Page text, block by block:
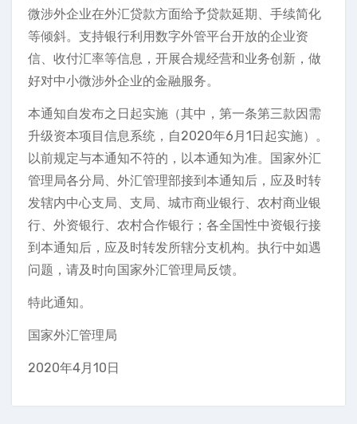
微涉外企业在外汇贷款方面给予贷款延期、手续简化
等倾斜。支持银行利用数字外管平台开放的企业资
信、收付汇率等信息，开展合规经营和业务创新，做
好对中小微涉外企业的金融服务。
本通知自发布之日起实施（其中，第一条第三款因需
升级资本项目信息系统，自2020年6月1日起实施）。
以前规定与本通知不符的，以本通知为准。国家外汇
管理局各分局、外汇管理部接到本通知后，应及时转
发辖内中心支局、支局、城市商业银行、农村商业银
行、外资银行、农村合作银行；各全国性中资银行接
到本通知后，应及时转发所辖分支机构。执行中如遇
问题，请及时向国家外汇管理局反馈。
特此通知。
国家外汇管理局
2020年4月10日